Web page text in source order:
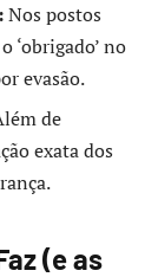
Nos postos
‘obrigado’ no
evasão.
de
exata dos
(e as